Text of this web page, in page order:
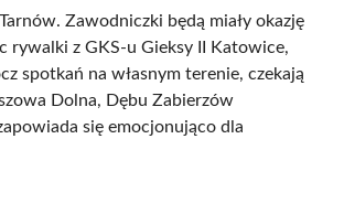
Zawodniczki będą miały okazję
rywalki z GKS-u Gieksy II Katowice,
spotkań na własnym terenie, czekają
Dolna, Dębu Zabierzów
się emocjonująco dla